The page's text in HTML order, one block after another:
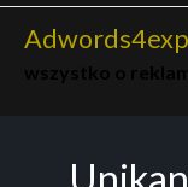
Skip